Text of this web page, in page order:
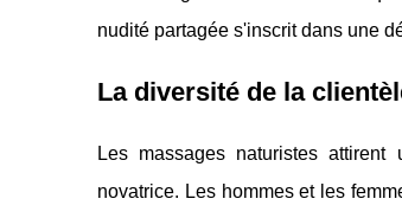
nudité partagée s'inscrit dans une
La diversité de la
Les massages naturistes
novatrice. Les hommes et les